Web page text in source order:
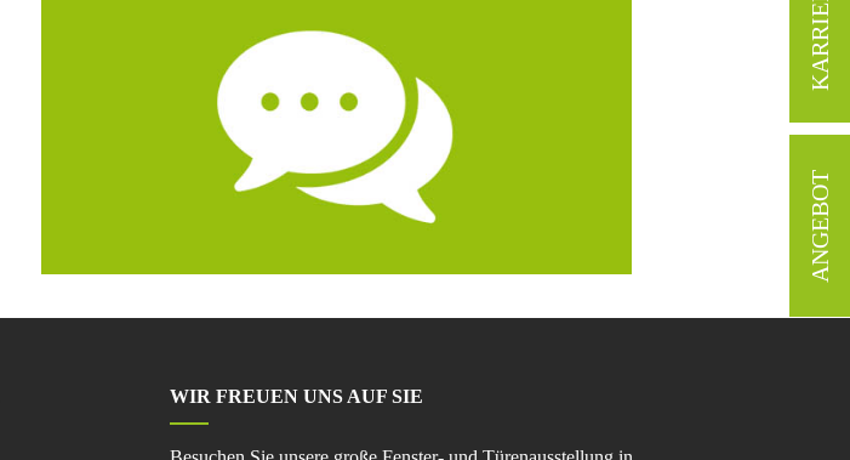
KARRIERE
ANGEBOT
WIR FREUEN UNS AUF SIE